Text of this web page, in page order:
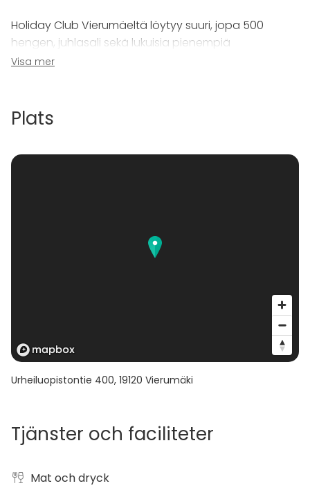
Holiday Club Vierumäeltä löytyy suuri, jopa 500
hengen, juhlasali sekä lukuisia pienempiä
kokoushuoneita. Maksimikapasiteetti on lähes 800
Visa mer
Plats
Urheiluopistontie 400, 19120 Vierumäki
Tjänster och faciliteter
Mat och dryck